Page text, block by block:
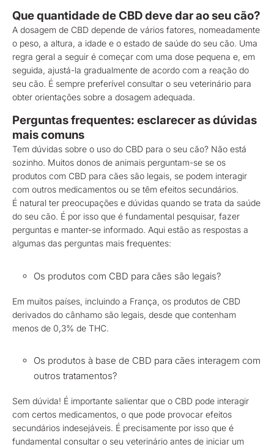
Que quantidade de CBD deve dar ao seu cão?
A dosagem de CBD depende de vários fatores, nomeadamente
o peso, a altura, a idade e o estado de saúde do seu cão. Uma
regra geral a seguir é começar com uma dose pequena e, em
seguida, ajustá-la gradualmente de acordo com a reação do
seu cão. É sempre preferível consultar o seu veterinário para
obter orientações sobre a dosagem adequada.
Perguntas frequentes: esclarecer as dúvidas
mais comuns
Tem dúvidas sobre o uso do CBD para o seu cão? Não está
sozinho. Muitos donos de animais perguntam-se se os
produtos com CBD para cães são legais, se podem interagir
com outros medicamentos ou se têm efeitos secundários.
É natural ter preocupações e dúvidas quando se trata da saúde
do seu cão. É por isso que é fundamental pesquisar, fazer
perguntas e manter-se informado. Aqui estão as respostas a
algumas das perguntas mais frequentes:
Os produtos com CBD para cães são legais?
Em muitos países, incluindo a França, os produtos de CBD
derivados do cânhamo são legais, desde que contenham
menos de 0,3% de THC.
Os produtos à base de CBD para cães interagem com
outros tratamentos?
Sem dúvida! É importante salientar que o CBD pode interagir
com certos medicamentos, o que pode provocar efeitos
secundários indesejáveis. É precisamente por isso que é
fundamental consultar o seu veterinário antes de iniciar um